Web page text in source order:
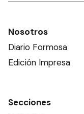
Nosotros
Diario Formosa
Edición Impresa
Secciones